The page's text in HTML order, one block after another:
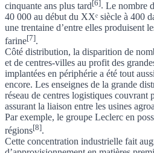
cinquante ans plus tard[6]. Le nombre
40 000 au début du XXᵉ siècle à 400
une trentaine d’entre elles produisent
farine[7].
Côté distribution, la disparition de
et de centres-villes au profit des
implantées en périphérie a été tout
encore. Les enseignes de la grande
réseau de centres logistiques couvrant
assurant la liaison entre les usines
Par exemple, le groupe Leclerc en
régions[8].
Cette concentration industrielle fait